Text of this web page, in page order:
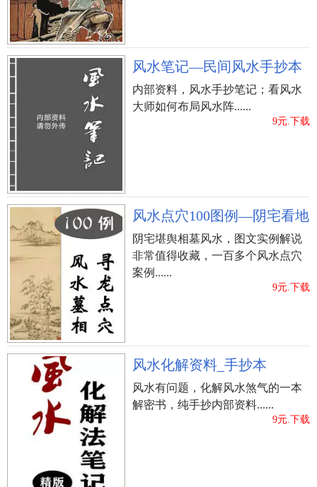
立即购买
风水笔记—民间风水手抄本
内部资料，风水手抄笔记；看风水
大师如何布局风水阵......
9元.下载
风水点穴100图例—阴宅看地
阴宅堪舆相墓风水，图文实例解说
非常值得收藏，一百多个风水点穴
案例......
9元.下载
风水化解资料_手抄本
风水有问题，化解风水煞气的一本
解密书，纯手抄内部资料......
9元.下载